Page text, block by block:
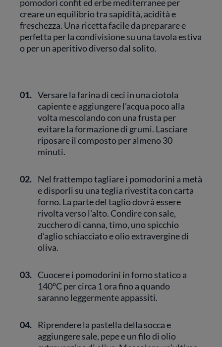
pomodori confit ed erbe mediterranee per
creare un equilibrio tra sapidità, acidità e
freschezza. Una ricetta facile da preparare e
perfetta per la condivisione su una tavola estiva
o per un aperitivo diverso dal solito.
01. Versare la farina di ceci in una ciotola
capiente e aggiungere l’acqua poco alla
volta mescolando con una frusta per
evitare la formazione di grumi. Lasciare
riposare il composto per almeno 30
minuti.
02. Nel frattempo tagliare i pomodorini a metà
e disporli su una teglia rivestita con carta
forno. La parte del taglio dovrà essere
rivolta verso l’alto. Condire con sale,
zucchero di canna, timo, uno spicchio
d’aglio schiacciato e olio extravergine di
oliva.
03. Cuocere i pomodorini in forno statico a
140°C per circa 1 ora fino a quando
saranno leggermente appassiti.
04. Riprendere la pastella della socca e
aggiungere sale, pepe e un filo di olio